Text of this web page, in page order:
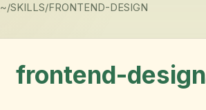
~/SKILLS/FRONTEND-DESIGN
frontend-design